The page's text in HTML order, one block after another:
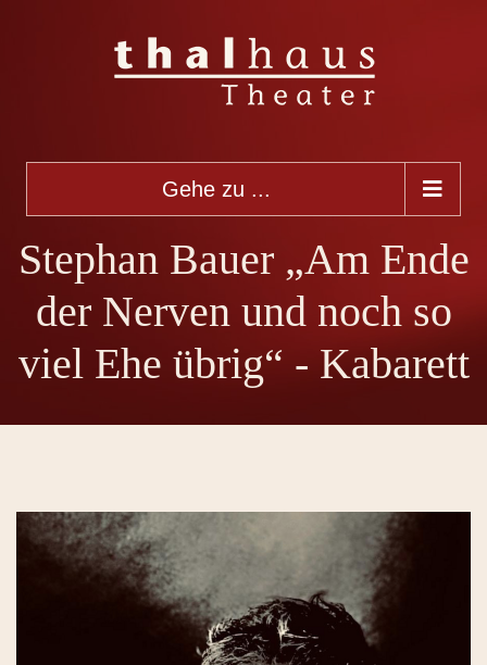
Gehe zu ...
Stephan Bauer „Am Ende
der Nerven und noch so
viel Ehe übrig“ - Kabarett